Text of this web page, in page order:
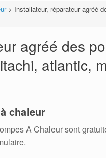
> Installateur, réparateur agréé
agréé des
atlantic,
chaleur
A Chaleur sont